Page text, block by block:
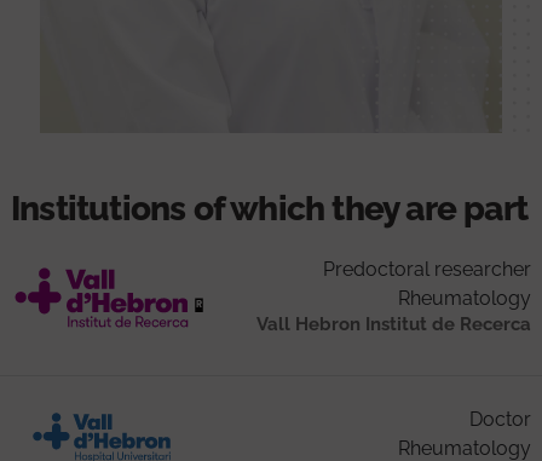
Institutions of which they are part
Predoctoral researcher
Rheumatology
Vall Hebron Institut de Recerca
Doctor
Rheumatology